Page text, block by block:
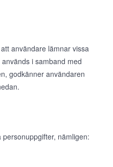
användare lämnar vissa
i samband med
godkänner användaren
nämligen: